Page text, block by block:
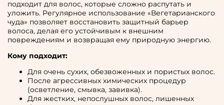
подходит для волос, которые сложно распутать и
уложить. Регулярное использование «Вегетарианского
чуда» позволяет восстановить защитный барьер
волоса, делая его устойчивым к внешним
повреждениям и возвращая ему природную энергию.
Кому подходит:
Для очень сухих, обезвоженных и пористых волос.
После агрессивных химических процедур
(осветление, смывка, завивка).
Для жестких, непослушных волос, лишенных